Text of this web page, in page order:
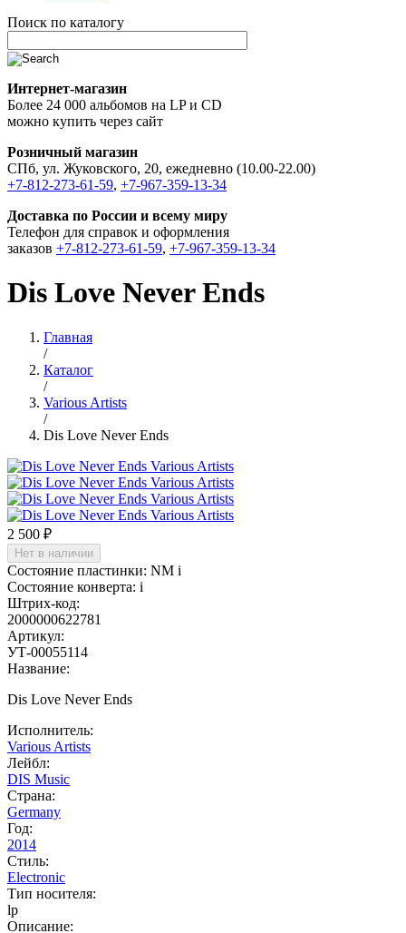
Поиск по каталогу
Интернет-магазин
Более 24 000 альбомов на LP и CD
можно купить через сайт
Розничный магазин
СПб, ул. Жуковского, 20, ежедневно (10.00-22.00)
+7-812-273-61-59, +7-967-359-13-34
Доставка по России и всему миру
Телефон для справок и оформления
заказов +7-812-273-61-59, +7-967-359-13-34
Dis Love Never Ends
Главная
/
Каталог
/
Various Artists
/
Dis Love Never Ends
2 500 ₽
Нет в наличии
Состояние пластинки: NM i
Состояние конверта: i
Штрих-код:
2000000622781
Артикул:
УТ-00055114
Название:
Dis Love Never Ends
Исполнитель:
Various Artists
Лейбл:
DIS Music
Страна:
Germany
Год:
2014
Стиль:
Electronic
Тип носителя:
lp
Описание: